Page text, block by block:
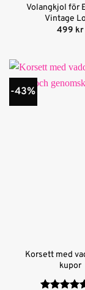
Volangkjol för
Vintage
499 kr
-43%
Korsett med
kupor